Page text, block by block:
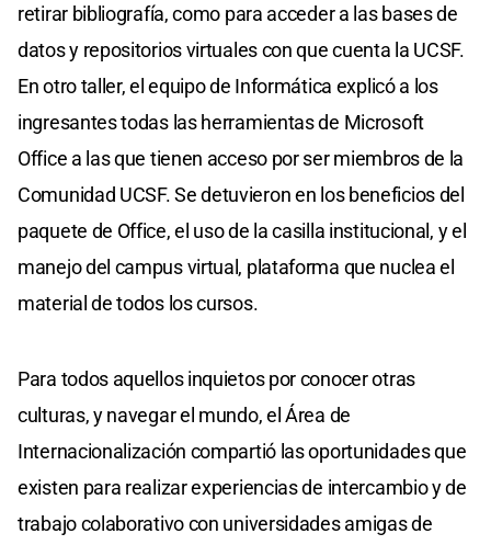
retirar bibliografía, como para acceder a las bases de
datos y repositorios virtuales con que cuenta la UCSF.
En otro taller, el equipo de Informática explicó a los
ingresantes todas las herramientas de Microsoft
Office a las que tienen acceso por ser miembros de la
Comunidad UCSF. Se detuvieron en los beneficios del
paquete de Office, el uso de la casilla institucional, y el
manejo del campus virtual, plataforma que nuclea el
material de todos los cursos.
Para todos aquellos inquietos por conocer otras
culturas, y navegar el mundo, el Área de
Internacionalización compartió las oportunidades que
existen para realizar experiencias de intercambio y de
trabajo colaborativo con universidades amigas de